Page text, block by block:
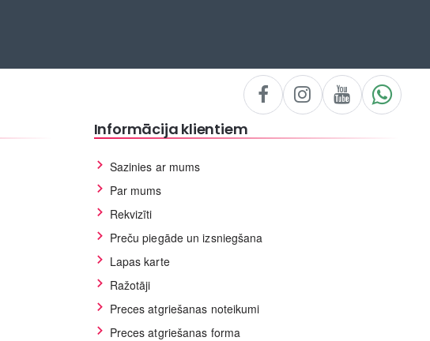
Informācija klientiem
Sazinies ar mums
Par mums
Rekvizīti
Preču piegāde un izsniegšana
Lapas karte
Ražotāji
Preces atgriešanas noteikumi
Preces atgriešanas forma